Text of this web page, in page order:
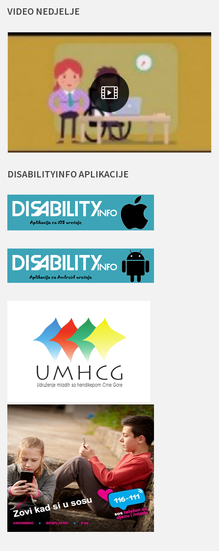
VIDEO NEDJELJE
DISABILITYINFOAPLIKACIJE